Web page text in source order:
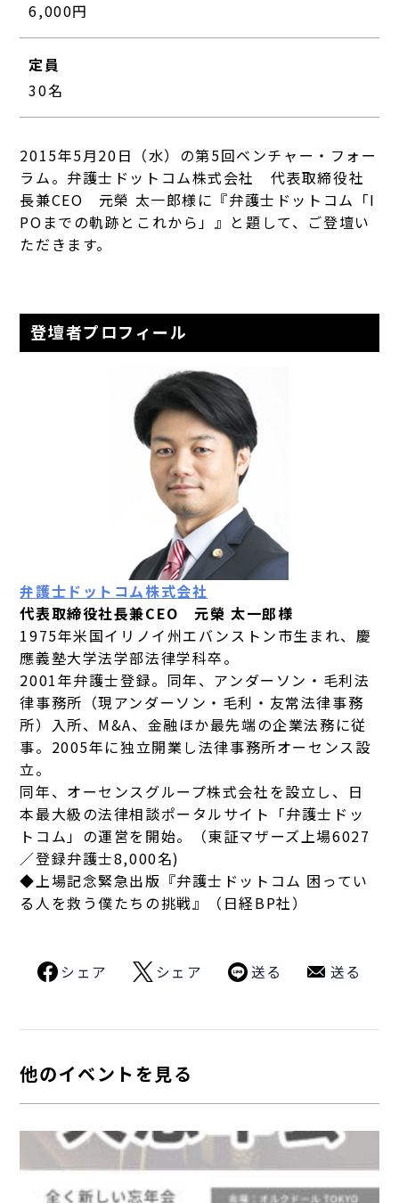
6,000円
定員
30名
2015年5月20日（水）の第5回ベンチャー・フォー
ラム。 弁護士ドットコム株式会社
代表取締役社
長兼CEO 元榮 太一郎様に『弁護士ドットコム「I
POまでの軌跡とこれから」』と題して、ご登壇い
ただきます。
登壇者プロフィール
弁護士ドットコム株式会社
代表取締役社長兼CEO 元榮 太一郎様
1975年米国イリノイ州エバンストン市生まれ、慶
應義塾大学法学部法律学科卒。
2001年弁護士登録。同年、アンダーソン・毛利法
律事務所（現アンダーソン・毛利・友常法律事務
所）入所、M&A、金融ほか最先端の企業法務に従
事。2005年に独立開業し法律事務所オーセンス設
立。
同年、オーセンスグループ株式会社を設立し、日
本最大級の法律相談ポータルサイト「弁護士ドッ
トコム」の運営を開始。（東証マザーズ上場6027
／登録弁護士8,000名)
◆上場記念緊急出版『弁護士ドットコム 困ってい
る人を救う僕たちの挑戦』（日経BP社）
シェア シェア 送る 送る
他のイベントを見る